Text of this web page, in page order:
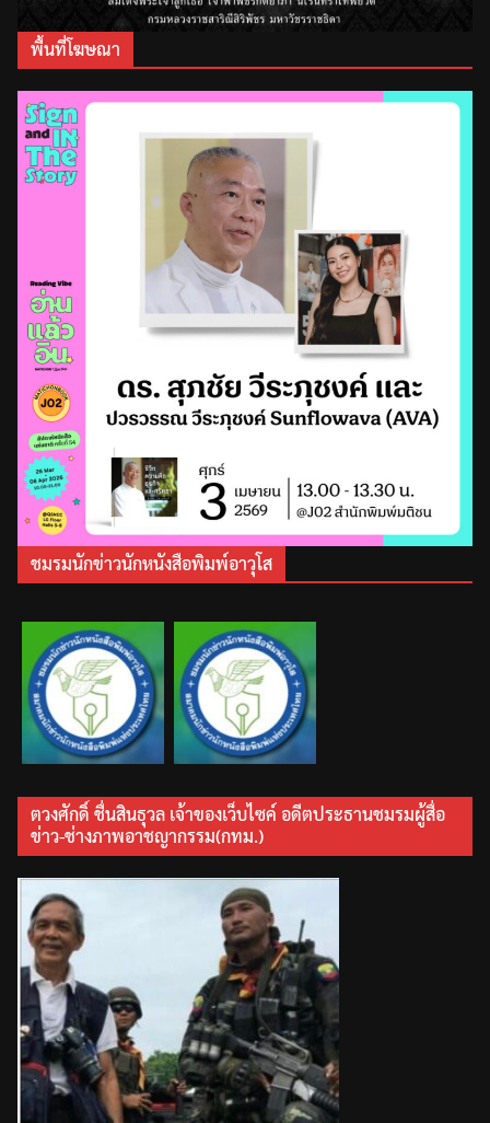
พื้นที่โฆษณา
ชมรมนักข่าวนักหนังสือพิมพ์อาวุโส
ตวงศักดิ์ ชื่นสินธุวล เจ้าของเว็บไซค์ อดีตประธานชมรมผู้สื่อ
ข่าว-ช่างภาพอาชญากรรม(กทม.)